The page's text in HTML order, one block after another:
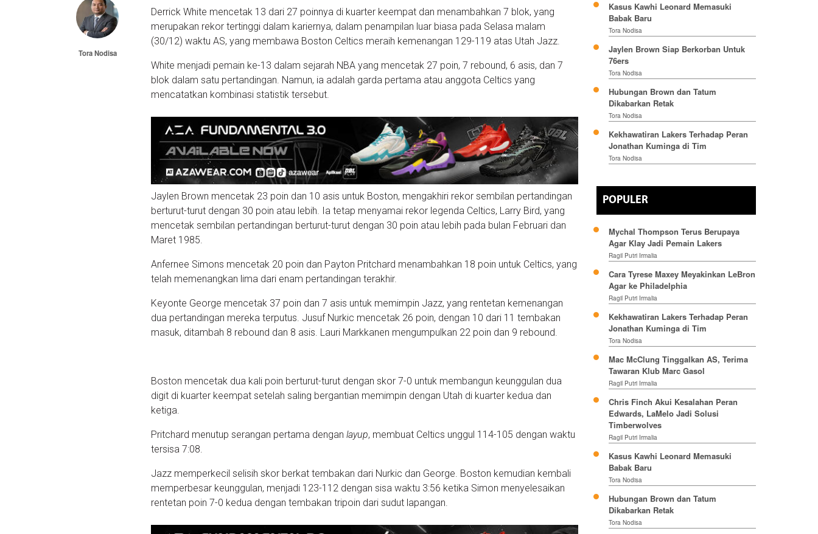
Tora Nodisa
Derrick White mencetak 13 dari 27 poinnya di kuarter keempat dan menambahkan 7 blok, yang
merupakan rekor tertinggi dalam kariernya, dalam penampilan luar biasa pada Selasa malam
(30/12) waktu AS, yang membawa Boston Celtics meraih kemenangan 129-119 atas Utah Jazz.
White menjadi pemain ke-13 dalam sejarah NBA yang mencetak 27 poin, 7 rebound, 6 asis, dan 7
blok dalam satu pertandingan. Namun, ia adalah garda pertama atau anggota Celtics yang
mencatatkan kombinasi statistik tersebut.
Jaylen Brown mencetak 23 poin dan 10 asis untuk Boston, mengakhiri rekor sembilan pertandingan
berturut-turut dengan 30 poin atau lebih. Ia tetap menyamai rekor legenda Celtics, Larry Bird, yang
mencetak sembilan pertandingan berturut-turut dengan 30 poin atau lebih pada bulan Februari dan
Maret 1985.
Anfernee Simons mencetak 20 poin dan Payton Pritchard menambahkan 18 poin untuk Celtics, yang
telah memenangkan lima dari enam pertandingan terakhir.
Keyonte George mencetak 37 poin dan 7 asis untuk memimpin Jazz, yang rentetan kemenangan
dua pertandingan mereka terputus. Jusuf Nurkic mencetak 26 poin, dengan 10 dari 11 tembakan
masuk, ditambah 8 rebound dan 8 asis. Lauri Markkanen mengumpulkan 22 poin dan 9 rebound.
Boston mencetak dua kali poin berturut-turut dengan skor 7-0 untuk membangun keunggulan dua
digit di kuarter keempat setelah saling bergantian memimpin dengan Utah di kuarter kedua dan
ketiga.
Pritchard menutup serangan pertama denganlayup, membuat Celtics unggul 114-105 dengan waktu
tersisa 7:08.
Jazz memperkecil selisih skor berkat tembakan dari Nurkic dan George. Boston kemudian kembali
memperbesar keunggulan, menjadi 123-112 dengan sisa waktu 3:56 ketika Simon menyelesaikan
rentetan poin 7-0 kedua dengan tembakan tripoin dari sudut lapangan.
Kasus Kawhi Leonard Memasuki
Babak Baru
Tora Nodisa
Jaylen Brown Siap Berkorban Untuk
76ers
Tora Nodisa
Hubungan Brown dan Tatum
Dikabarkan Retak
Tora Nodisa
Kekhawatiran Lakers Terhadap Peran
Jonathan Kuminga di Tim
Tora Nodisa
POPULER
Mychal Thompson Terus Berupaya
Agar Klay Jadi Pemain Lakers
Ragil Putri Irmalia
Cara Tyrese Maxey Meyakinkan LeBron
Agar ke Philadelphia
Ragil Putri Irmalia
Kekhawatiran Lakers Terhadap Peran
Jonathan Kuminga di Tim
Tora Nodisa
Mac McClung Tinggalkan AS, Terima
Tawaran Klub Marc Gasol
Ragil Putri Irmalia
Chris Finch Akui Kesalahan Peran
Edwards, LaMelo Jadi Solusi
Timberwolves
Ragil Putri Irmalia
Kasus Kawhi Leonard Memasuki
Babak Baru
Tora Nodisa
Hubungan Brown dan Tatum
Dikabarkan Retak
Tora Nodisa